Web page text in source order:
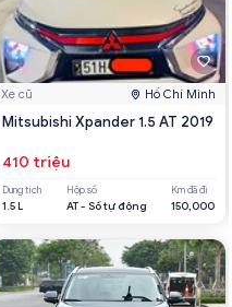
Xe cũ Hồ Chí Minh
Mitsubishi Xpander 1.5 AT 2019
410 triệu
Dung tích
1.5 L
Hộp số
AT - Số tự động
Km đã đi
150,000